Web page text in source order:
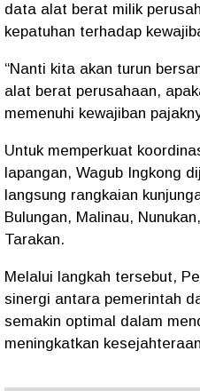
data alat berat milik
kepatuhan terhadap
“Nanti kita akan turun
alat berat perusahaan,
memenuhi kewajiban
Untuk memperkuat
lapangan, Wagub Ingkong
langsung rangkaian
Bulungan, Malinau,
Tarakan.
Melalui langkah tersebut,
sinergi antara pemerintah
semakin optimal dalam
meningkatkan